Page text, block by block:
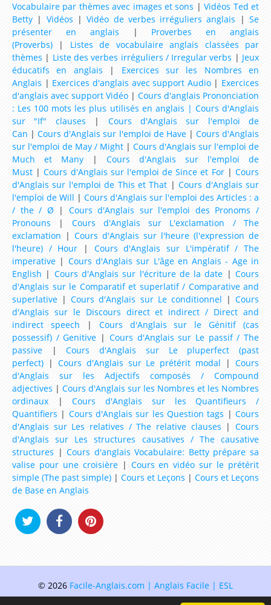
Vocabulaire par thèmes avec images et sons |Vidéos Ted et
Betty | Vidéos |Vidéo de verbes irréguliers anglais |Se
présenter en anglais | Proverbes en anglais
(Proverbs) | Listes de vocabulaire anglais classées par
thèmes | Liste des verbes irréguliers / Irregular verbs | Jeux
éducatifs en anglais | Exercices sur les Nombres en
Anglais | Exercices d'anglais avec support Audio| Exercices
d'anglais avec support Vidéo | Cours d'anglais Prononciation
: Les 100 mots les plus utilisés en anglais | Cours d'Anglais
sur "If" clauses | Cours d'Anglais sur l'emploi de
Can |Cours d'Anglais sur l'emploi de Have| Cours d'Anglais
sur l'emploi de May / Might | Cours d'Anglais sur l'emploi de
Much et Many | Cours d'Anglais sur l'emploi de
Must |Cours d'Anglais sur l'emploi de Since et For|Cours
d'Anglais sur l'emploi de This et That |Cours d'Anglais sur
l'emploi de Will | Cours d'Anglais sur l'emploi des Articles : a
/ the / Ø | Cours d'Anglais sur l'emploi des Pronoms /
Pronouns | Cours d'Anglais sur L'exclamation / The
exclamation | Cours d'Anglais sur l'heure (l'expression de
l'heure) / Hour | Cours d'Anglais sur L'impératif / The
imperative | Cours d'Anglais sur L'âge en Anglais - Age in
English | Cours d'Anglais sur l'écriture de la date |Cours
d'Anglais sur le Comparatif et superlatif / Comparative and
superlative |Cours d'Anglais sur Le conditionnel | Cours
d'Anglais sur le Discours direct et indirect / Direct and
indirect speech | Cours d'Anglais sur le Génitif (cas
possessif) / Genitive | Cours d'Anglais sur Le passif / The
passive |Cours d'Anglais sur Le pluperfect (past
perfect) | Cours d'Anglais sur Le prétérit modal |Cours
d'Anglais sur les Adjectifs composés / Compound
adjectives | Cours d'Anglais sur les Nombres et les Nombres
ordinaux |Cours d'Anglais sur les Quantifieurs /
Quantifiers | Cours d'Anglais sur les Question tags |Cours
d'Anglais sur Les relatives / The relative clauses |Cours
d'Anglais sur Les structures causatives / The causative
structures |Cours d'anglais Vocabulaire: Betty prépare sa
valise pour une croisière| Cours en vidéo sur le prétérit
simple (The past simple) | Cours et Leçons | Cours et Leçons
de Base en Anglais
© 2026 Facile-Anglais.com | Anglais Facile | ESL